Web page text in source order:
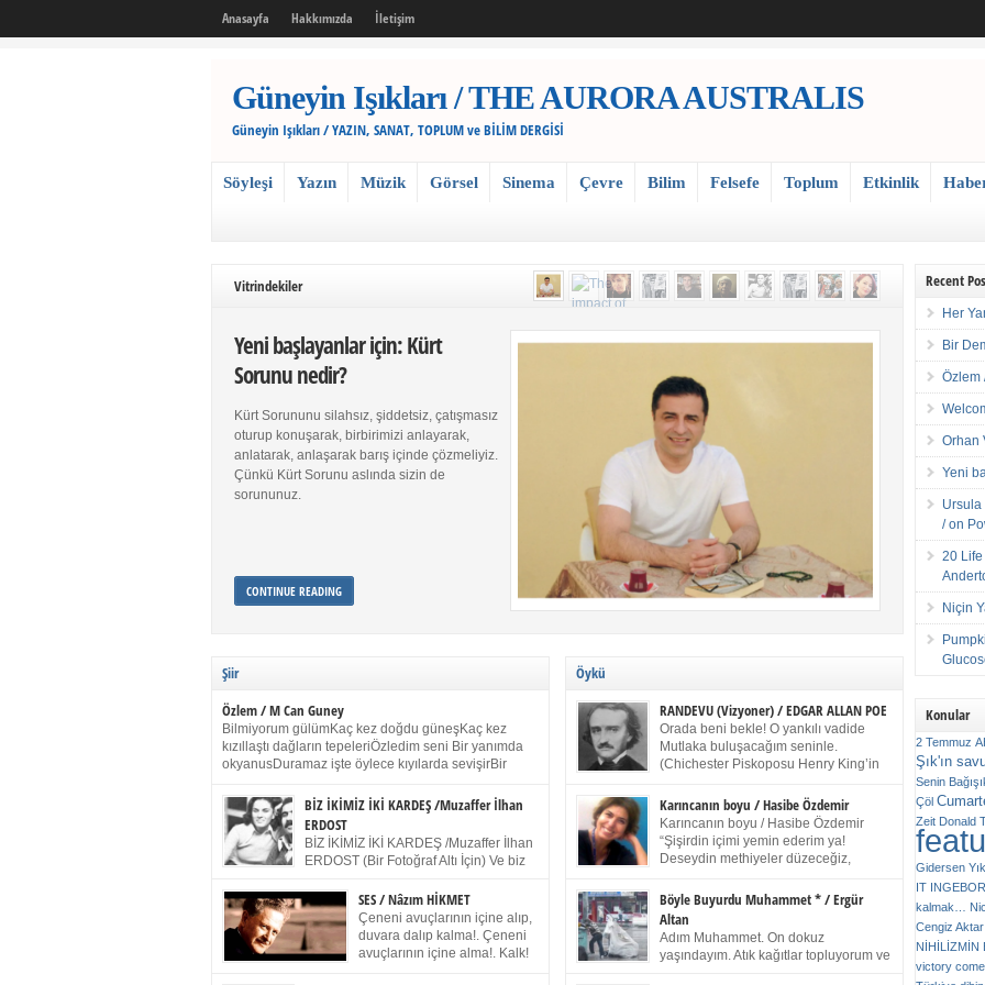
Anasayfa Hakkımızda İletişim
Güneyin Işıkları / THE AURORA AUSTRALIS
Güneyin Işıkları / YAZIN, SANAT, TOPLUM ve BİLİM DERGİSİ
Söyleşi Yazın Müzik Görsel Sinema Çevre Bilim Felsefe Toplum Etkinlik
Vitrindekiler
Yeni başlayanlar için: Kürt
Sorunu nedir?
Kürt Sorununu silahsız, şiddetsiz, çatışmasız
oturup konuşarak, birbirimizi anlayarak,
anlatarak, anlaşarak barış içinde çözmeliyiz.
Çünkü Kürt Sorunu aslında sizin de
sorununuz.
CONTINUE READING
Şiir
Özlem / M Can Guney
Bilmiyorum gülümKaç kez doğdu güneşKaç kez
kızıllaştı dağların tepeleriÖzledim seni Bir yanımda
okyanusDuramaz işte öylece kıyılarda sevişirBir
dururSokulur yalnızlığıma kokun olur Gözlerim bir
buruk gülümsemeDudağımda buğusu
öpüşlerinGeceler boyuÖzledim seni 2004 Haziran
Sydney / Toplumsal Kaynak / Memduh Güney
BİZ İKİMİZ İKİ KARDEŞ /Muzaffer İlhan
ERDOST
BİZ İKİMİZ İKİ KARDEŞ /Muzaffer İlhan
ERDOST (Bir Fotoğraf Altı İçin) Ve biz
Duracağız Fotoğrafımızda durduğumuz gibi Benim
ellerimde kelepçe Yüzümde yapay bir gülüş
(Kelepçeyi yadırgamanın gülüşü belki İlk kez olduğu
için Sonra alıştım Ve unuttum sonra kelepçeyi
SES / Nâzım HİKMET
Çeneni avuçlarının içine alıp,
duvara dalıp kalma!. Çeneni
avuçlarının içine alma!. Kalk!
Öykü
RANDEVU (Vizyoner) / EDGAR ALLAN POE
Orada beni bekle! O yankılı vadide
Mutlaka buluşacağım seninle.
(Chichester Piskoposu Henry King’in
Talihsiz ve gizemli adam! – Sen ki kendi hayal
gücünün parlaklığıyla afalladın, gençliğinin alevleri
arasına düştün! Hayalimde seni tekrar görüyorum!
Bir kez daha önümde duruyor siluetin! – Olduğun –
ah olduğun gibi değil soğuk vadide ve gölgelerin […]
Karıncanın boyu / Hasibe Özdemir
Karıncanın boyu / Hasibe Özdemir
“Şişirdin içimi yemin ederim ya!
Deseydin methiyeler düzeceğiz,
titriyor. “Sana gel demedim kızım.” diyorum sakince.
“Takıldın peşime madem, ne duyarsan
katlanacaksın.” Bir sigara yakıyor. Başını yana yatırıp,
bezmiş annelerin yılgın bakışıyla süzüyor beni.
Kaşlarımı kaldırıp ona bakıyorum ben de. Pes ediyor.
Böyle Buyurdu Muhammet * / Ergür
Altan
Adım Muhammet. On dokuz
yaşındayım. Atık kağıtlar topluyorum ve
Recent
Her
Bir
Özlem
Orhan
Yeni
Ursula
/ on
20
Niçin
Konular
2 Temmuz
Şık'ın
Senin
Çöl
Zeit Donald
Gidersen
IT
kalmak…
Cengiz Aktar
NİHİLİZMİN
victory